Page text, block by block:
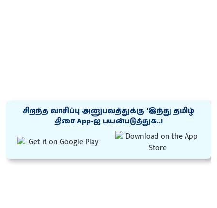
சிறந்த வாசிப்பு அனுபவத்துக்கு ‘இந்து தமிழ்
திசை App-ஐ பயன்படுத்துக..!